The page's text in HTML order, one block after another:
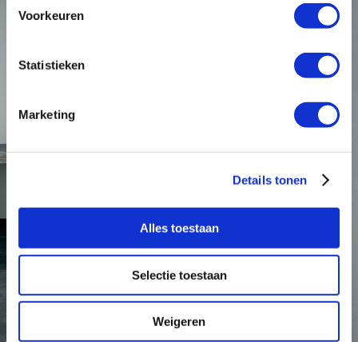
Voorkeuren
Statistieken
Marketing
Details tonen
Alles toestaan
Selectie toestaan
Weigeren